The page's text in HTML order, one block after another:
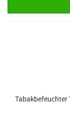
Tabakbefeuchter